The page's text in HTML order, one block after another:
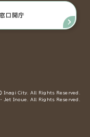
口開庁
Inagi City. All Rights Reserved.
Jet Inoue. All Rights Reserved.